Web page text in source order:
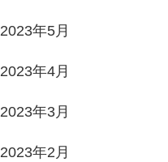
2023年5月
2023年4月
2023年3月
2023年2月